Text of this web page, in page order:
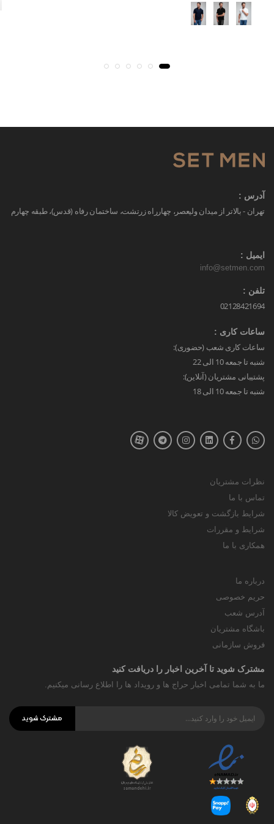
آدرس :
تهران - بالاتر از میدان ولیعصر، چهارراه زرتشت، ساختمان رفاه (قدس)، طبقه چهارم
ایمیل :
info@setmen.com
تلفن :
02128421694
ساعات کاری :
ساعات کاری شعب (حضوری):
شنبه تا جمعه 10 الی 22
پشتیبانی مشتریان (آنلاین):
شنبه تا جمعه 10 الی 18
نظرات مشتریان
تماس با ما
شرایط بازگشت و تعویض کالا
شرایط و مقررات
همکاری با ما
درباره ما
حریم خصوصی
آدرس شعب
باشگاه مشتریان
فروش سازمانی
مشترک شوید تا آخرین اخبار را دریافت کنید
ما به شما تمامی اخبار حراج ها و رویداد ها را اطلاع رسانی میکنیم.
مشترک شوید